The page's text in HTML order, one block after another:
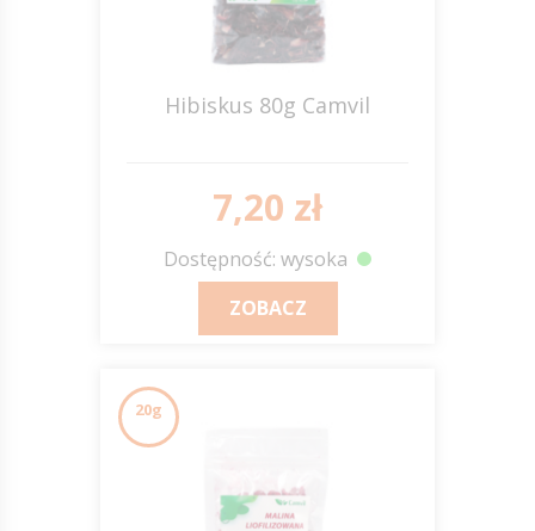
Hibiskus 80g Camvil
7,20 zł
Dostępność: wysoka
ZOBACZ
20g